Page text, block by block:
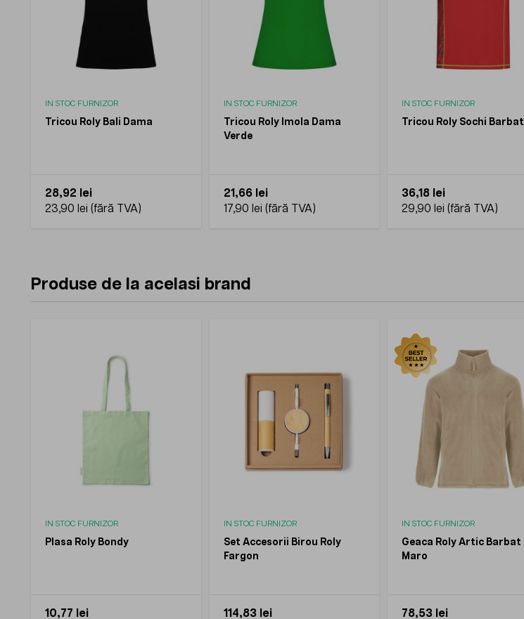
IN STOC FURNIZOR
Tricou Roly Bali Dama
28,92 lei
23,90 lei
IN STOC FURNIZOR
Tricou Roly Imola Dama
Verde
21,66 lei
17,90 lei
IN STOC FURNIZOR
Tricou Roly Sochi Barbat
36,18 lei
29,90 lei
Produse de la acelasi brand
IN STOC FURNIZOR
Plasa Roly Bondy
10,77 lei
IN STOC FURNIZOR
Set Accesorii Birou Roly
Fargon
114,83 lei
IN STOC FURNIZOR
Geaca Roly Artic Barbat
Maro
78,53 lei